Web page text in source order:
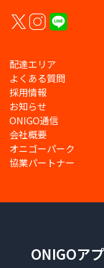
配達エリア
よくある質問
採用情報
お知らせ
ONIGO通信
会社概要
オニゴーパーク
協業パートナー
ONIGOア